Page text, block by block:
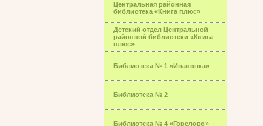
Центральная районная
библиотека «Книга плюс»
Детский отдел Центральной
районной библиотеки «Книга
плюс»
Библиотека № 1 «Ивановка»
Библиотека № 2
Библиотека № 4 «Горелово»